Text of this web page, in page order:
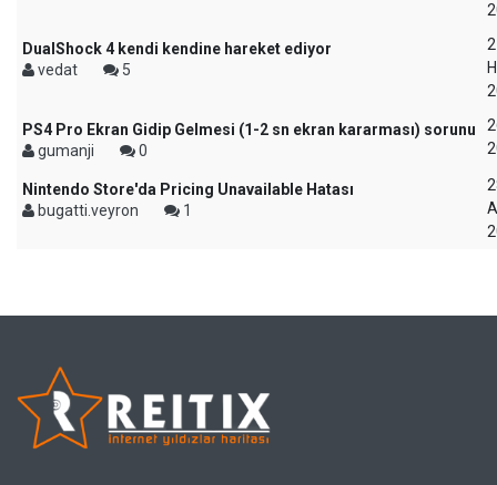
DualShock 4 kendi kendine hareket ediyor
vedat
5
PS4 Pro Ekran Gidip Gelmesi (1-2 sn ekran kararması) sorunu
gumanji
0
Nintendo Store'da Pricing Unavailable Hatası
bugatti.veyron
1